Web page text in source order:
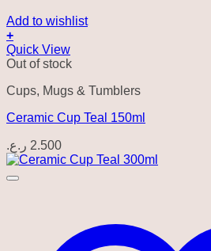
Add to wishlist
+
Quick View
Out of stock
Cups, Mugs & Tumblers
Ceramic Cup Teal 150ml
2.500 ر.ع.